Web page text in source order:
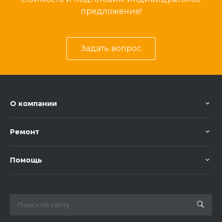
предложение!
Задать вопрос
О компании
Ремонт
Помощь